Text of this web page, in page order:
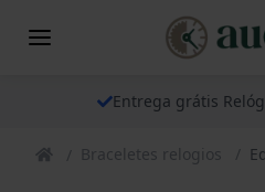
Entrega grátis
Braceletes relogios